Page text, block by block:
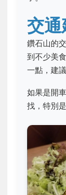
交
鑽石山的
到不少美
一點，建
如果是開
找，特別